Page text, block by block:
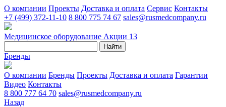
О компании Проекты Доставка и оплата Сервис Контакты
+7 (499) 372-11-10 8 800 775 74 67 sales@rusmedcompany.ru
Медицинское оборудование Акции 13
Найти
Бренды
О компании Бренды Проекты Доставка и оплата Гарантии
Видео Контакты
8 800 777 64 70 sales@rusmedcompany.ru
Назад